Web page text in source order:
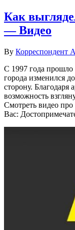
Как
— Видео
By Корреспондент
С 1997 года прошло
города изменился
сторону. Благодаря
возможность
Смотреть видео
Вас: